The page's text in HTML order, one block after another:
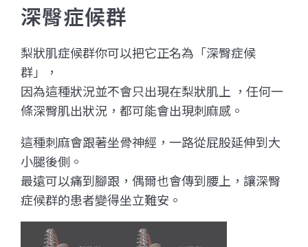
深臀症候群
梨狀肌症候群你可以把它正名為「深臀症候
群」，
因為這種狀況並不會只出現在梨狀肌上 ，任何一
條深臀肌出狀況，都可能會出現刺麻感。
這種刺麻會跟著坐骨神經，一路從屁股延伸到大
小腿後側。
最遠可以痛到腳跟，偶爾也會傳到腰上，讓深臀
症候群的患者變得坐立難安。